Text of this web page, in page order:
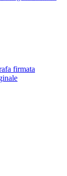
firmata